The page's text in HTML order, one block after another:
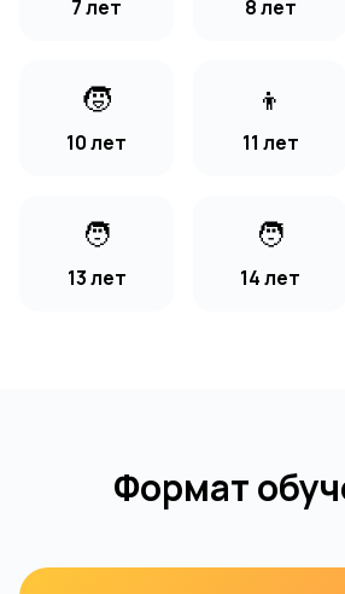
7 лет 8 лет
🧒
10 лет
👦
11 лет
🧑
13 лет
🧑
14 лет
Формат